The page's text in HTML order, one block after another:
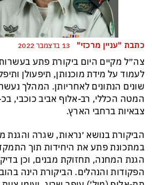
כתבת "עניין מרכזי"
צה״ל מקיים היום ביקורת פתע בעשרות
לעמוד על מידת מוכנותן, תיפעולן
שונים הנתונים לאחריותן. המהלך
צבאיות ברחבי הארץ.
הביקורת בנושא ׳נראות, שגרה והגנת
במתכונת פתע את היחידות תוך
הגנת המחנה, תחזוקת מבנים, וכן
הפקודות והנהלים. הביקורת הינה